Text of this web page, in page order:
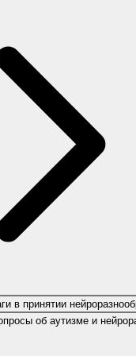
в принятии
об аутизме и